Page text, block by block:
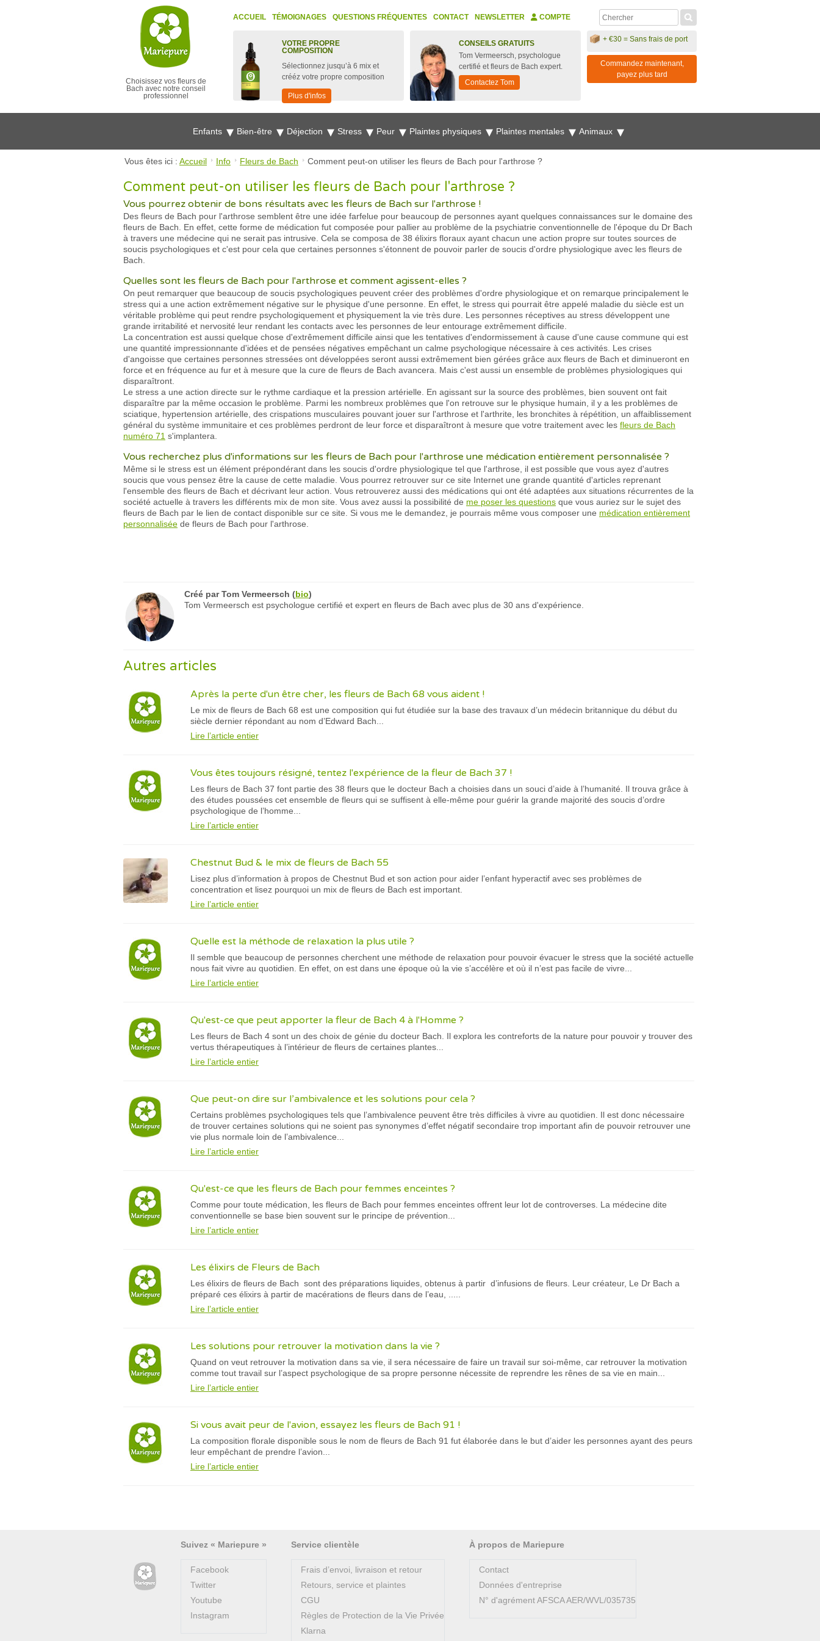
Choisissez vos fleurs de
Bach avec notre conseil
professionnel
ACCUEIL TÉMOIGNAGES QUESTIONS FRÉQUENTES CONTACT NEWSLETTER COMPTE
VOTRE PROPRE
COMPOSITION
Sélectionnez jusqu’à 6 mix et
crééz votre propre composition
Plus d'infos
CONSEILS GRATUITS
Tom Vermeersch, psychologue
certifié et fleurs de Bach expert.
Contactez Tom
+ €30 = Sans frais de port
Commandez maintenant,
payez plus tard
Enfants Bien-être Déjection Stress Peur Plaintes physiques Plaintes mentales Animaux
Vous êtes ici : Accueil Info Fleurs de Bach Comment peut-on utiliser les fleurs de Bach pour l'arthrose ?
Comment peut-on utiliser les fleurs de Bach pour l'arthrose ?
Vous pourrez obtenir de bons résultats avec les fleurs de Bach sur l'arthrose !
Des fleurs de Bach pour l'arthrose semblent être une idée farfelue pour beaucoup de personnes ayant quelques connaissances sur le domaine des
fleurs de Bach. En effet, cette forme de médication fut composée pour pallier au problème de la psychiatrie conventionnelle de l'époque du Dr Bach
à travers une médecine qui ne serait pas intrusive. Cela se composa de 38 élixirs floraux ayant chacun une action propre sur toutes sources de
soucis psychologiques et c'est pour cela que certaines personnes s'étonnent de pouvoir parler de soucis d'ordre physiologique avec les fleurs de
Bach.
Quelles sont les fleurs de Bach pour l'arthrose et comment agissent-elles ?
On peut remarquer que beaucoup de soucis psychologiques peuvent créer des problèmes d'ordre physiologique et on remarque principalement le
stress qui a une action extrêmement négative sur le physique d'une personne. En effet, le stress qui pourrait être appelé maladie du siècle est un
véritable problème qui peut rendre psychologiquement et physiquement la vie très dure. Les personnes réceptives au stress développent une
grande irritabilité et nervosité leur rendant les contacts avec les personnes de leur entourage extrêmement difficile.
La concentration est aussi quelque chose d'extrêmement difficile ainsi que les tentatives d'endormissement à cause d'une cause commune qui est
une quantité impressionnante d'idées et de pensées négatives empêchant un calme psychologique nécessaire à ces activités. Les crises
d'angoisse que certaines personnes stressées ont développées seront aussi extrêmement bien gérées grâce aux fleurs de Bach et diminueront en
force et en fréquence au fur et à mesure que la cure de fleurs de Bach avancera. Mais c'est aussi un ensemble de problèmes physiologiques qui
disparaîtront.
Le stress a une action directe sur le rythme cardiaque et la pression artérielle. En agissant sur la source des problèmes, bien souvent ont fait
disparaître par la même occasion le problème. Parmi les nombreux problèmes que l'on retrouve sur le physique humain, il y a les problèmes de
sciatique, hypertension artérielle, des crispations musculaires pouvant jouer sur l'arthrose et l'arthrite, les bronchites à répétition, un affaiblissement
général du système immunitaire et ces problèmes perdront de leur force et disparaîtront à mesure que votre traitement avec les fleurs de Bach
numéro 71 s'implantera.
Vous recherchez plus d'informations sur les fleurs de Bach pour l'arthrose une médication entièrement personnalisée ?
Même si le stress est un élément prépondérant dans les soucis d'ordre physiologique tel que l'arthrose, il est possible que vous ayez d'autres
soucis que vous pensez être la cause de cette maladie. Vous pourrez retrouver sur ce site Internet une grande quantité d'articles reprenant
l'ensemble des fleurs de Bach et décrivant leur action. Vous retrouverez aussi des médications qui ont été adaptées aux situations récurrentes de la
société actuelle à travers les différents mix de mon site. Vous avez aussi la possibilité de me poser les questions que vous auriez sur le sujet des
fleurs de Bach par le lien de contact disponible sur ce site. Si vous me le demandez, je pourrais même vous composer une médication entièrement
personnalisée de fleurs de Bach pour l'arthrose.
Créé parTom Vermeersch (bio)
Tom Vermeersch est psychologue certifié et expert en fleurs de Bach avec plus de 30 ans d'expérience.
Autres articles
Après la perte d'un être cher, les fleurs de Bach 68 vous aident !
Le mix de fleurs de Bach 68 est une composition qui fut étudiée sur la base des travaux d’un médecin britannique du début du
siècle dernier répondant au nom d’Edward Bach...
Lire l’article entier
Vous êtes toujours résigné, tentez l'expérience de la fleur de Bach 37 !
Les fleurs de Bach 37 font partie des 38 fleurs que le docteur Bach a choisies dans un souci d’aide à l’humanité. Il trouva grâce à
des études poussées cet ensemble de fleurs qui se suffisent à elle-même pour guérir la grande majorité des soucis d’ordre
psychologique de l’homme...
Lire l’article entier
Chestnut Bud & le mix de fleurs de Bach 55
Lisez plus d’information à propos de Chestnut Bud et son action pour aider l’enfant hyperactif avec ses problèmes de
concentration et lisez pourquoi un mix de fleurs de Bach est important.
Lire l’article entier
Quelle est la méthode de relaxation la plus utile ?
Il semble que beaucoup de personnes cherchent une méthode de relaxation pour pouvoir évacuer le stress que la société actuelle
nous fait vivre au quotidien. En effet, on est dans une époque où la vie s’accélère et où il n’est pas facile de vivre...
Lire l’article entier
Qu'est-ce que peut apporter la fleur de Bach 4 à l'Homme ?
Les fleurs de Bach 4 sont un des choix de génie du docteur Bach. Il explora les contreforts de la nature pour pouvoir y trouver des
vertus thérapeutiques à l’intérieur de fleurs de certaines plantes...
Lire l’article entier
Que peut-on dire sur l’ambivalence et les solutions pour cela ?
Certains problèmes psychologiques tels que l’ambivalence peuvent être très difficiles à vivre au quotidien. Il est donc nécessaire
de trouver certaines solutions qui ne soient pas synonymes d’effet négatif secondaire trop important afin de pouvoir retrouver une
vie plus normale loin de l’ambivalence...
Lire l’article entier
Qu'est-ce que les fleurs de Bach pour femmes enceintes ?
Comme pour toute médication, les fleurs de Bach pour femmes enceintes offrent leur lot de controverses. La médecine dite
conventionnelle se base bien souvent sur le principe de prévention...
Lire l’article entier
Les élixirs de Fleurs de Bach
Les élixirs de fleurs de Bach sont des préparations liquides, obtenus à partir d’infusions de fleurs. Leur créateur, Le Dr Bach a
préparé ces élixirs à partir de macérations de fleurs dans de l’eau, .....
Lire l’article entier
Les solutions pour retrouver la motivation dans la vie ?
Quand on veut retrouver la motivation dans sa vie, il sera nécessaire de faire un travail sur soi-même, car retrouver la motivation
comme tout travail sur l’aspect psychologique de sa propre personne nécessite de reprendre les rênes de sa vie en main...
Lire l’article entier
Si vous avait peur de l'avion, essayez les fleurs de Bach 91 !
La composition florale disponible sous le nom de fleurs de Bach 91 fut élaborée dans le but d’aider les personnes ayant des peurs
leur empêchant de prendre l’avion...
Lire l’article entier
Suivez « Mariepure »
Facebook
Twitter
Youtube
Instagram
Service clientèle
Frais d’envoi, livraison et retour
Retours, service et plaintes
CGU
Règles de Protection de la Vie Privée
Klarna
À propos de Mariepure
Contact
Données d'entreprise
N° d'agrément AFSCA AER/WVL/035735